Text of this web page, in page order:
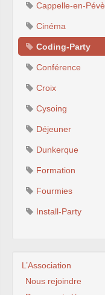
Cappelle-en-
Cinéma
Coding-Party
Conférence
Croix
Cysoing
Déjeuner
Dunkerque
Formation
Fourmies
Install-Party
L’Association
Nous rejoindre